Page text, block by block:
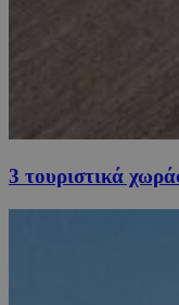
3 τουριστικά